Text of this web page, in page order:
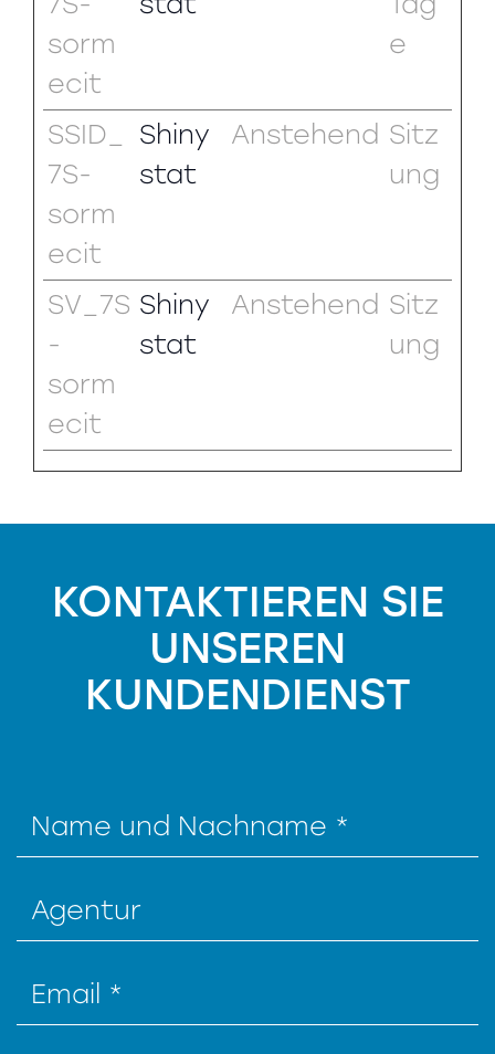
sorm
ecit
e
SSID_
7S-
sorm
ecit
Shiny
stat
Anstehend Sitz
ung
SV_7S
-
sorm
ecit
Shiny
stat
Anstehend Sitz
ung
KONTAKTIEREN SIE
UNSEREN
KUNDENDIENST